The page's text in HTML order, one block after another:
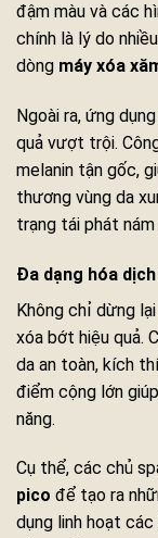
đậm màu và các
chính là lý do
dòng máy xóa
Ngoài ra, ứng
quả vượt trội.
melanin tận gốc,
thương vùng da
trạng tái phát
Đa dạng hóa
Không chỉ dừng
xóa bớt hiệu quả.
da an toàn, kích
điểm cộng lớn
năng.
Cụ thể, các chủ
pico để tạo ra
dụng linh hoạt